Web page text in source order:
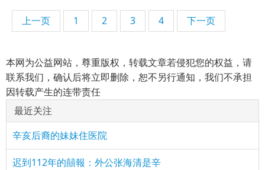
上一页 1 2 3 4 下一页
本网为公益网站，尊重版权，转载文章若侵犯您的权益，请
联系我们，确认后将立即删除，恕不另行通知，我们不承担
因转载产生的连带责任
最近关注
辛亥后裔的妹妹住医院
迟到112年的囍報：外公张海清是辛